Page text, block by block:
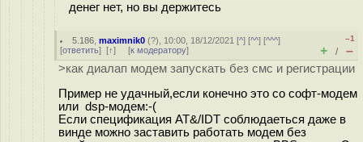
денег нет, но вы держитесь
5.186 ,maximnik0 (?), 10:00, 18/12/2021 [^] [^^] [^^^]
[ответить] [↑] [к модератору]
–1
+ / –
>как диалап модем запускать без смс и регистрации
Пример не удачный,если конечно это со софт-модем
или dsp-модем:-(
Если спецификация AT&/IDT соблюдаеться даже в
винде можно заставить работать модем без